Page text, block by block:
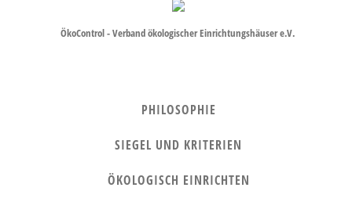
ÖkoControl - Verband ökologischer Einrichtungshäuser e.V.
PHILOSOPHIE
SIEGEL UND KRITERIEN
ÖKOLOGISCH EINRICHTEN